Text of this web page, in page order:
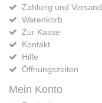
Zahlung und Versand
Warenkorb
Zur Kasse
Kontakt
Hilfe
Öffnungszeiten
Mein Konto